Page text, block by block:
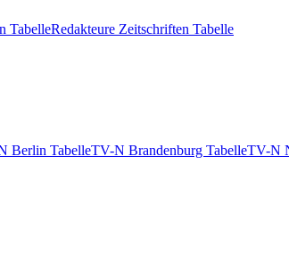
TabelleRedakteure Zeitschriften Tabelle
Berlin TabelleTV-N Brandenburg TabelleTV-N